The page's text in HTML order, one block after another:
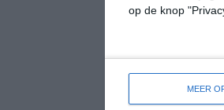
op de knop
MEER